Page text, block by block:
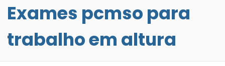
Exames pcmso para
trabalho em altura